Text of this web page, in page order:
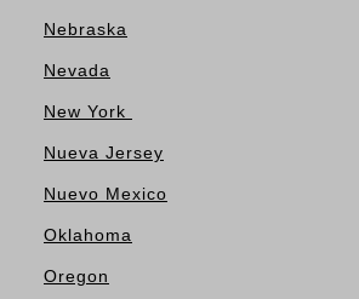
Nebraska
Nevada
New York
Nueva Jersey
Nuevo Mexico
Oklahoma
Oregon